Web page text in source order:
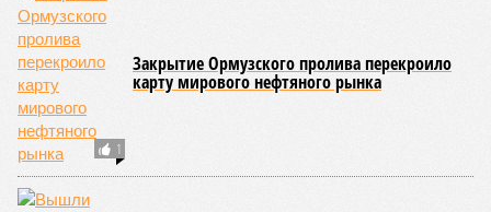
– Понятно, почему Пашинян хочет отжать актив
РЖД – в отместку за закрытие российских рынков. Ну
и вообще, чтобы ничего российского в стране не
осталось. Вместе с тем, если маленький Пашинян
отожмёт актив большой РЖД в маленькой Армении,
то о какой результативной внешней политике России
можно будет говорить в принципе?